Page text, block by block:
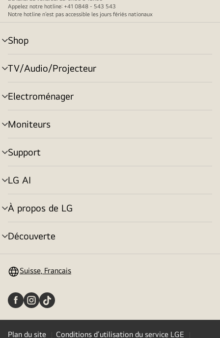
Appelez notre hotline: +41 0848 - 543 543
Notre hotline n’est pas accessible les jours fériés nationaux
Shop
menu
déroulant
TV/Audio/Projecteur
menu
déroulant
Electroménager
menu
déroulant
Moniteurs
menu
déroulant
Support
menu
déroulant
LG AI
menu
déroulant
À propos de LG
menu
déroulant
Découverte
menu
Suisse, Francais
Plan du site Conditions d’utilisation du service LGE